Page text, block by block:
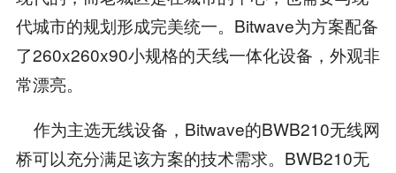
代城市的规划形成完美统一。Bitwave为方案配备
了260x260x90小规格的天线一体化设备，外观非
常漂亮。
作为主选无线设备，Bitwave的BWB210无线网
桥可以充分满足该方案的技术需求。BWB210无